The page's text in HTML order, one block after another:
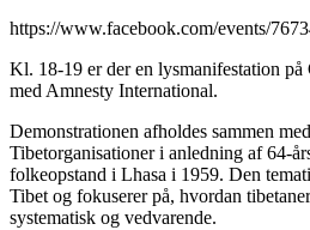
https://www.facebook.com/events/
Kl. 18-19 er der en lysmanifestation på
med Amnesty International.
Demonstrationen afholdes sammen
Tibetorganisationer i anledning af 64-
folkeopstand i Lhasa i 1959. Den
Tibet og fokuserer på, hvordan
systematisk og vedvarende.